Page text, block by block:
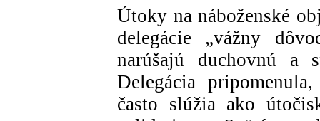
Útoky na náboženské
delegácie „vážny
narúšajú duchovnú a
Delegácia
často slúžia ako